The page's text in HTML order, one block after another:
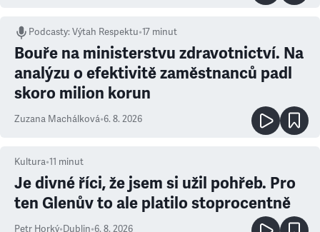
Podcasty:Výtah Respektu•17 minut
Bouře na ministerstvu zdravotnictví. Na
analýzu o efektivitě zaměstnanců padl
skoro milion korun
Zuzana Machálková•6. 8. 2026
Kultura•11 minut
Je divné říci, že jsem si užil pohřeb. Pro
ten Glenův to ale platilo stoprocentně
Petr Horký•Dublin•6. 8. 2026